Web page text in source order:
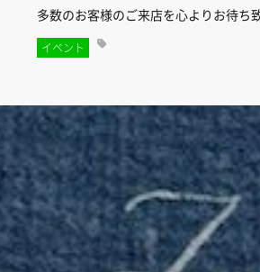
多数のお客様のご来店を心よりお待ち
イベント